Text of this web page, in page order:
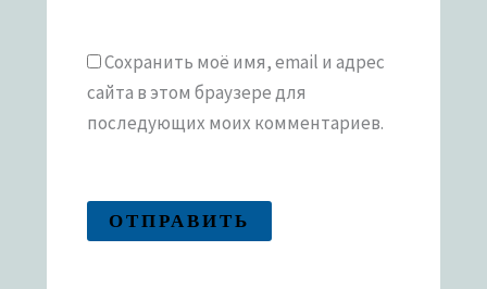
Сохранить моё имя, email и адрес
сайта в этом браузере для
последующих моих комментариев.